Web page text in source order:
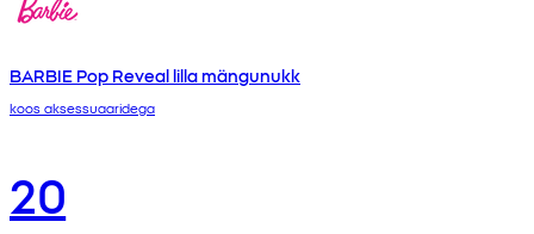
BARBIE Pop Reveal lilla mängunukk
koos aksessuaaridega
20